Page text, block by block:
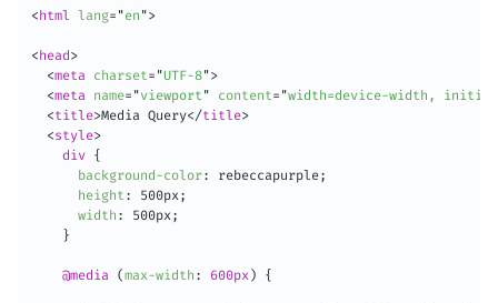
< html lang= "en ">
< head >
<meta charset= "UTF-8">
<meta name= "viewport " content= "width=device-width,
<title>Media Query</title>
<style>
div {
background-color: rebeccapurple;
height : 500px;
width : 500px;
}
@media (max-width : 600px ) {